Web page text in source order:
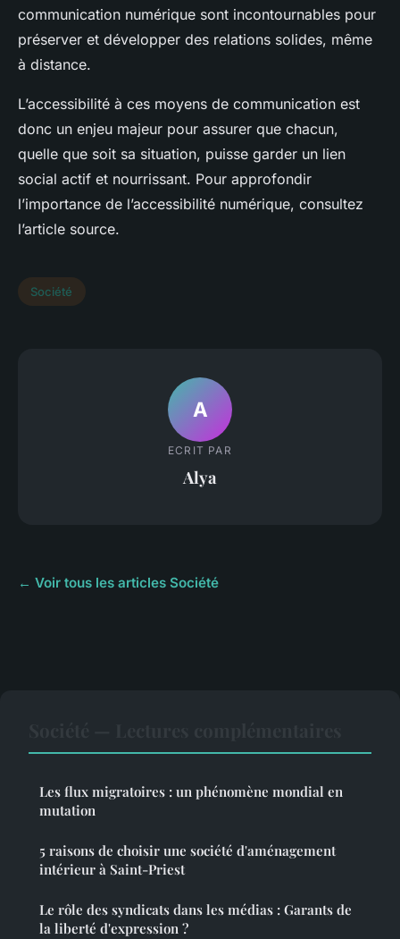
communication numérique sont incontournables pour
préserver et développer des relations solides, même
à distance.
L’accessibilité à ces moyens de communication est
donc un enjeu majeur pour assurer que chacun,
quelle que soit sa situation, puisse garder un lien
social actif et nourrissant. Pour approfondir
l’importance de l’accessibilité numérique, consultez
l’article source.
Société
A
ECRIT PAR
Alya
← Voir tous les articles Société
Les flux migratoires : un phénomène mondial en
mutation
5 raisons de choisir une société d'aménagement
intérieur à Saint-Priest
Le rôle des syndicats dans les médias : Garants de
la liberté d'expression ?